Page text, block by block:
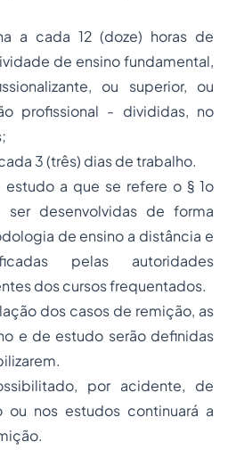
a cada 12 (doze) horas de
de ensino fundamental,
ou superior, ou
profissional - divididas, no
3 (três) dias de trabalho.
a que se refere o § 1o
desenvolvidas de forma
de ensino a distância e
pelas autoridades
dos cursos frequentados.
dos casos de remição, as
e de estudo serão definidas
por acidente, de
ou nos estudos continuará a